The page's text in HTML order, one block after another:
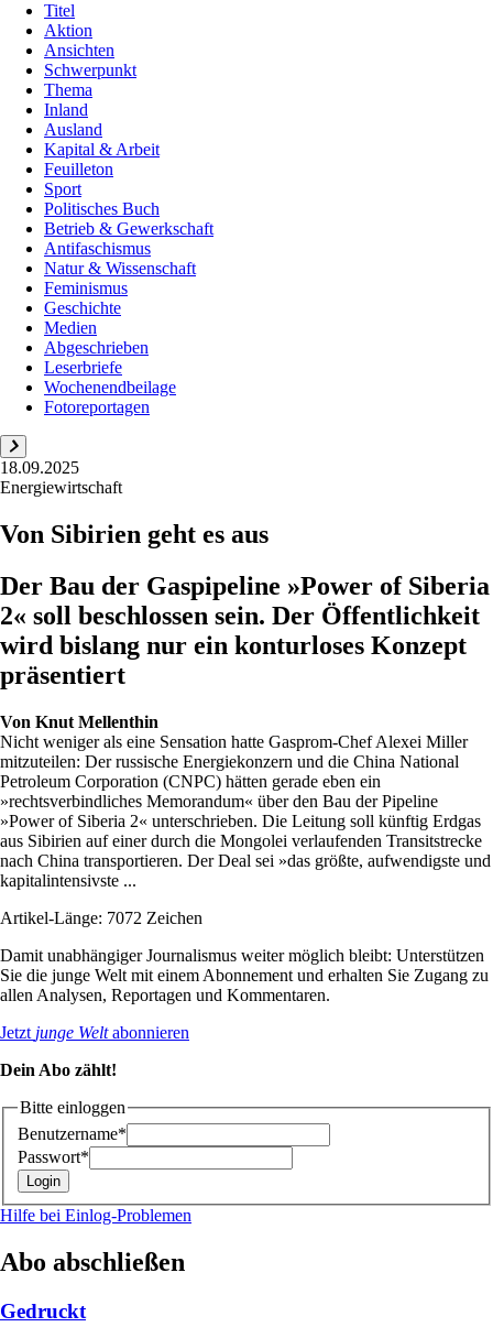
Titel
Aktion
Ansichten
Schwerpunkt
Thema
Inland
Ausland
Kapital & Arbeit
Feuilleton
Sport
Politisches Buch
Betrieb & Gewerkschaft
Antifaschismus
Natur & Wissenschaft
Feminismus
Geschichte
Medien
Abgeschrieben
Leserbriefe
Wochenendbeilage
Fotoreportagen
18.09.2025
Energiewirtschaft
Von Sibirien geht es aus
Der Bau der Gaspipeline »Power of Siberia
2« soll beschlossen sein. Der Öffentlichkeit
wird bislang nur ein konturloses Konzept
präsentiert
Von Knut Mellenthin
Nicht weniger als eine Sensation hatte Gasprom-Chef Alexei Miller
mitzuteilen: Der russische Energiekonzern und die China National
Petroleum Corporation (CNPC) hätten gerade eben ein
»rechtsverbindliches Memorandum« über den Bau der Pipeline
»Power of Siberia 2« unterschrieben. Die Leitung soll künftig Erdgas
aus Sibirien auf einer durch die Mongolei verlaufenden Transitstrecke
nach China transportieren. Der Deal sei »das größte, aufwendigste und
kapitalintensivste ...
Artikel-Länge: 7072 Zeichen
Damit unabhängiger Journalismus weiter möglich bleibt: Unterstützen
Sie die junge Welt mit einem Abonnement und erhalten Sie Zugang zu
allen Analysen, Reportagen und Kommentaren.
Jetzt junge Weltabonnieren
Dein Abo zählt!
Bitte einloggen
Benutzername*
Passwort*
Hilfe bei Einlog-Problemen
Abo abschließen
Gedruckt